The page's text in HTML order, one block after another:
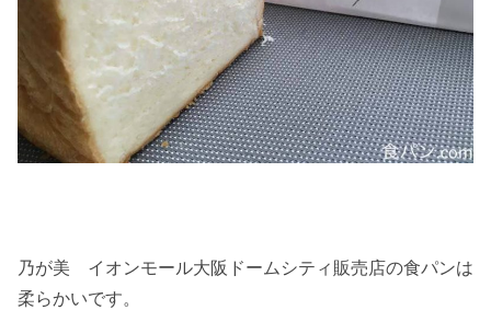
乃が美 イオンモール大阪ドームシティ販売店の食パンは
柔らかいです。